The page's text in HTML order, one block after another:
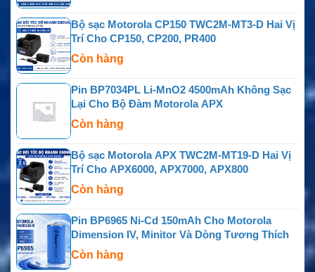
Bộ sạc Motorola CP150 TWC2M-MT3-D Hai Vị
Trí Cho CP150, CP200, PR400
Còn hàng
Pin BP7034PL Li-MnO2 4500mAh Không Sạc
Lại Cho Bộ Đàm Motorola APX
Còn hàng
Bộ sạc Motorola APX TWC2M-MT19-D Hai Vị
Trí Cho APX6000, APX7000, APX800
Còn hàng
Pin BP6965 Ni-Cd 150mAh Cho Motorola
Dimension IV, Minitor Và Dòng Tương Thích
Còn hàng